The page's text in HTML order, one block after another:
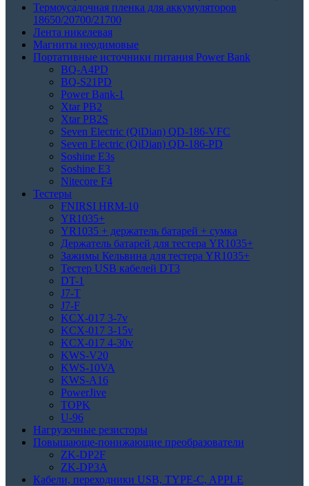
Термоусадочная пленка для аккумуляторов
18650/20700/21700
Лента никелевая
Магниты неодимовые
Портативные источники питания Power Bank
BQ-A4PD
BQ-S21PD
Power Bank-1
Xtar PB2
Xtar PB2S
Seven Electric (QiDian) QD-186-VFC
Seven Electric (QiDian) QD-186-PD
Soshine E3s
Soshine E3
Nitecore F4
Тестеры
FNIRSI HRM-10
YR1035+
YR1035 + держатель батарей + сумка
Держатель батарей для тестера YR1035+
Зажимы Кельвина для тестера YR1035+
Тестер USB кабелей DT3
DT-1
J7-T
J7-F
KCX-017 3-7v
KCX-017 3-15v
KCX-017 4-30v
KWS-V20
KWS-10VA
KWS-A16
PowerJive
TOPK
U-96
Нагрузочные резисторы
Повышающе-понижающие преобразователи
ZK-DP2F
ZK-DP3A
Кабели, переходники USB, TYPE-C, APPLE